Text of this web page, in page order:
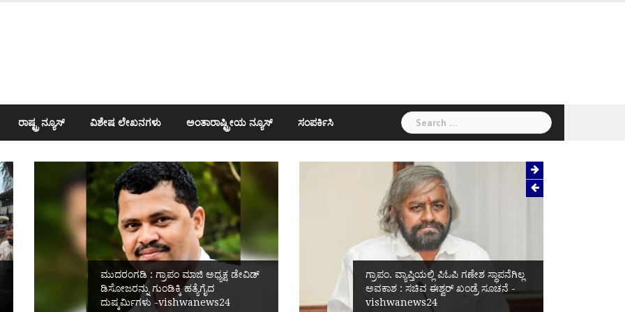
ರಾಷ್ಟ್ರ ನ್ಯೂಸ್ ವಿಶೇಷ ಲೇಖನಗಳು ಅಂತಾರಾಷ್ಟ್ರೀಯ ನ್ಯೂಸ್ ಸಂಪರ್ಕಿಸಿ
Search
for:
ಮುದರಂಗಡಿ : ಗ್ರಾಪಂ ಮಾಜಿ ಅಧ್ಯಕ್ಷ ಡೇವಿಡ್
ಡಿಸೋಜರನ್ನು ಗುಂಡಿಕ್ಕಿ ಹತ್ಯೆಗೈದ
ದುಷ್ಕರ್ಮಿಗಳು -vishwanews24
ಗ್ರಾಪಂ. ವ್ಯಾಪ್ತಿಯಲ್ಲಿ ಪಿಓಪಿ ಗಣೇಶ ಸ್ಥಾಪನೆಗಿಲ್ಲ
ಅವಕಾಶ : ಸಚಿವ ಈಶ್ವರ್‌ ಖಂಡ್ರೆ ಸೂಚನೆ -
vishwanews24